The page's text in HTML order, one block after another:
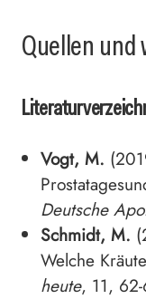
Quellen
Vogt, M.
Deutsche
Schmidt, M.
Welche
heute, 11,